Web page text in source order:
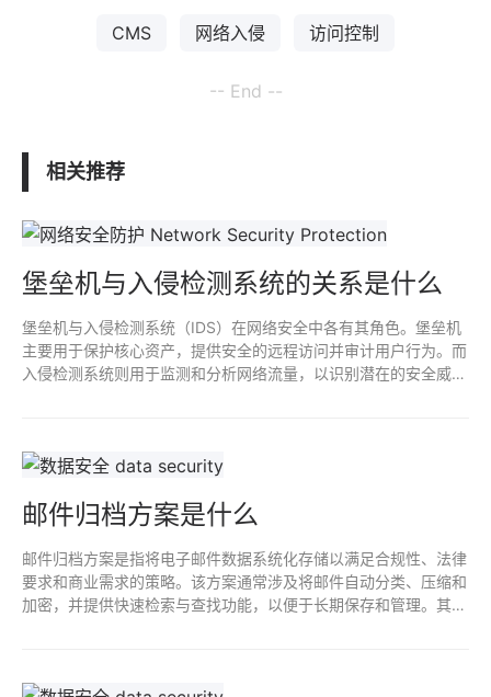
CMS 网络入侵 访问控制
-- End --
相关推荐
堡垒机与入侵检测系统的关系是什么
堡垒机与入侵检测系统（IDS）在网络安全中各有其角色。堡垒机
主要用于保护核心资产，提供安全的远程访问并审计用户行为。而
入侵检测系统则用于监测和分析网络流量，以识别潜在的安全威
邮件归档方案是什么
邮件归档方案是指将电子邮件数据系统化存储以满足合规性、法律
要求和商业需求的策略。该方案通常涉及将邮件自动分类、压缩和
加密，并提供快速检索与查找功能，以便于长期保存和管理。其目